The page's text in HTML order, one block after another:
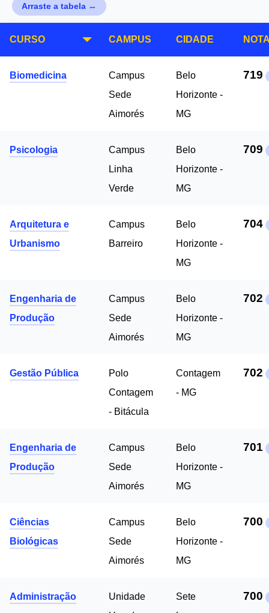
Arraste a tabela ↔
CURSO CAMPUS CIDADE
Biomedicina
Campus
Sede
Aimorés
Belo
Horizonte -
MG
719
Psicologia
Campus
Linha
Verde
Belo
Horizonte -
MG
709
Arquitetura e
Urbanismo
Campus
Barreiro
Belo
Horizonte -
MG
704
Engenharia de
Produção
Campus
Sede
Aimorés
Belo
Horizonte -
MG
702
Gestão Pública
Polo
Contagem
- Bitácula
Contagem
- MG
702
Engenharia de
Produção
Campus
Sede
Aimorés
Belo
Horizonte -
MG
701
Ciências
Biológicas
Campus
Sede
Aimorés
Belo
Horizonte -
MG
700
Administração
Unidade
Sete
700